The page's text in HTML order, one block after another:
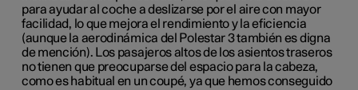
para ayudar al coche a deslizarse por el aire con mayor
facilidad, lo que mejora el rendimiento y la eficiencia
(aunque la aerodinámica del Polestar 3 también es digna
de mención). Los pasajeros altos de los asientos traseros
no tienen que preocuparse del espacio para la cabeza,
como es habitual en un coupé, ya que hemos conseguido